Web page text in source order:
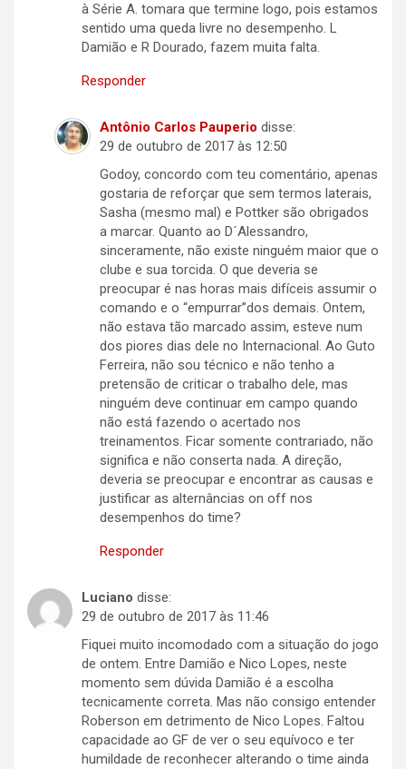
à Série A. tomara que termine logo, pois estamos
sentido uma queda livre no desempenho. L
Damião e R Dourado, fazem muita falta.
Responder
Antônio Carlos Pauperio disse:
29 de outubro de 2017 às 12:50
Godoy, concordo com teu comentário, apenas
gostaria de reforçar que sem termos laterais,
Sasha (mesmo mal) e Pottker são obrigados
a marcar. Quanto ao D´Alessandro,
sinceramente, não existe ninguém maior que o
clube e sua torcida. O que deveria se
preocupar é nas horas mais difíceis assumir o
comando e o “empurrar”dos demais. Ontem,
não estava tão marcado assim, esteve num
dos piores dias dele no Internacional. Ao Guto
Ferreira, não sou técnico e não tenho a
pretensão de criticar o trabalho dele, mas
ninguém deve continuar em campo quando
não está fazendo o acertado nos
treinamentos. Ficar somente contrariado, não
significa e não conserta nada. A direção,
deveria se preocupar e encontrar as causas e
justificar as alternâncias on off nos
desempenhos do time?
Responder
Luciano disse:
29 de outubro de 2017 às 11:46
Fiquei muito incomodado com a situação do jogo
de ontem. Entre Damião e Nico Lopes, neste
momento sem dúvida Damião é a escolha
tecnicamente correta. Mas não consigo entender
Roberson em detrimento de Nico Lopes. Faltou
capacidade ao GF de ver o seu equívoco e ter
humildade de reconhecer alterando o time ainda